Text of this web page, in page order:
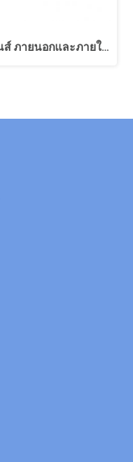
โฟร์ซีซั่นส์ ภายนอกและภายใน ชนิดกึ่งเงา